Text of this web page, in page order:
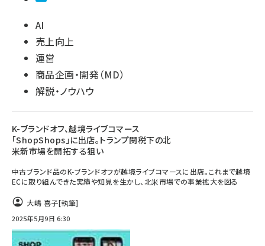
AI
売上向上
運営
商品企画・開発（MD）
解説・ノウハウ
K-ブランドオフ、越境ライブコマース
「ShopShops」に出店。トランプ関税下の北
米新市場を開拓する狙い
中古ブランド品のK-ブランドオフが越境ライブコマースに出店。これまで越境
ECに取り組んできた実績や知見を生かし、北米市場での事業拡大を図る
大嶋 喜子[執筆]
2025年5月9日 6:30